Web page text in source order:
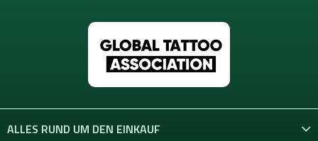
ALLES RUND UM DEN EINKAUF